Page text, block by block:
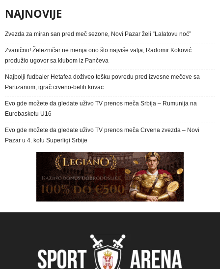
NAJNOVIJE
Zvezda za miran san pred meč sezone, Novi Pazar želi “Lalatovu noć”
Zvanično! Železničar ne menja ono što najviše valja, Radomir Koković
produžio ugovor sa klubom iz Pančeva
Najbolji fudbaler Hetafea doživeo tešku povredu pred izvesne mečeve sa
Partizanom, igrač crveno-belih krivac
Evo gde možete da gledate uživo TV prenos meča Srbija – Rumunija na
Eurobasketu U16
Evo gde možete da gledate uživo TV prenos meča Crvena zvezda – Novi
Pazar u 4. kolu Superligi Srbije